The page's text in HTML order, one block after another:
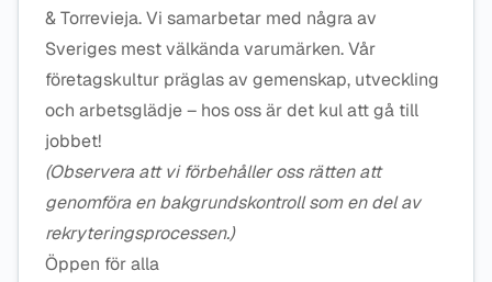
& Torrevieja. Vi samarbetar med några av
Sveriges mest välkända varumärken. Vår
företagskultur präglas av gemenskap, utveckling
och arbetsglädje – hos oss är det kul att gå till
jobbet!
(Observera att vi förbehåller oss rätten att
genomföra en bakgrundskontroll som en del av
rekryteringsprocessen.)
Öppen för alla